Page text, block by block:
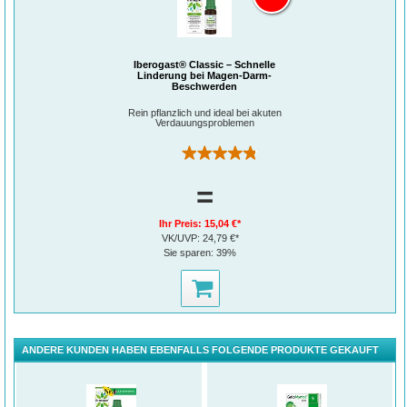
Iberogast® Classic – Schnelle
Linderung bei Magen-Darm-
Beschwerden
Rein pflanzlich und ideal bei akuten
Verdauungsproblemen
(11)
=
Ihr Preis:15,04 €*
VK/UVP: 24,79 €*
Sie sparen:39%
ANDERE KUNDEN HABEN EBENFALLS FOLGENDE PRODUKTE GEKAUFT